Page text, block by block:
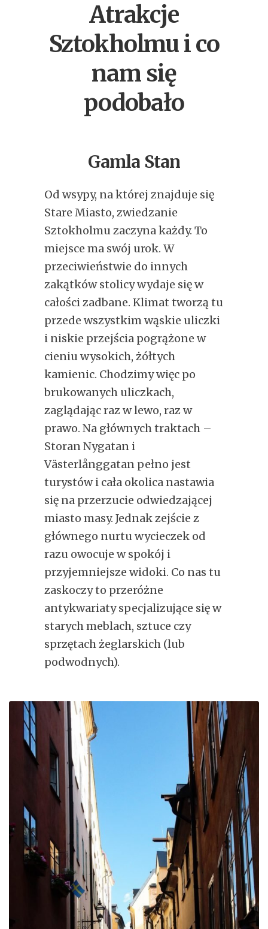
Atrakcje
Sztokholmu i co
nam się
podobało
Gamla Stan
Od wsypy, na której znajduje się
Stare Miasto, zwiedzanie
Sztokholmu zaczyna każdy. To
miejsce ma swój urok. W
przeciwieństwie do innych
zakątków stolicy wydaje się w
całości zadbane. Klimat tworzą tu
przede wszystkim wąskie uliczki
i niskie przejścia pogrążone w
cieniu wysokich, żółtych
kamienic. Chodzimy więc po
brukowanych uliczkach,
zaglądając raz w lewo, raz w
prawo. Na głównych traktach –
Storan Nygatan i
Västerlånggatan pełno jest
turystów i cała okolica nastawia
się na przerzucie odwiedzającej
miasto masy. Jednak zejście z
głównego nurtu wycieczek od
razu owocuje w spokój i
przyjemniejsze widoki. Co nas tu
zaskoczy to przeróżne
antykwariaty specjalizujące się w
starych meblach, sztuce czy
sprzętach żeglarskich (lub
podwodnych).